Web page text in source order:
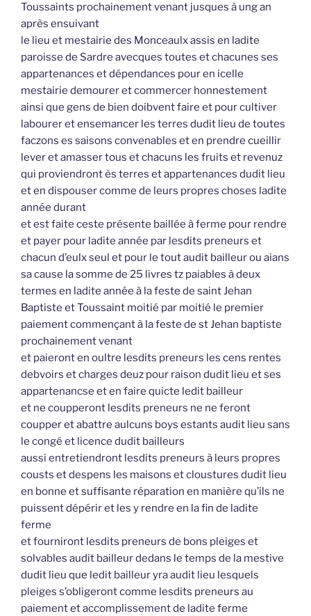
Toussaints prochainement venant jusques à ung an
après ensuivant
le lieu et mestairie des Monceaulx assis en ladite
paroisse de Sardre avecques toutes et chacunes ses
appartenances et dépendances pour en icelle
mestairie demourer et commercer honnestement
ainsi que gens de bien doibvent faire et pour cultiver
labourer et ensemancer les terres dudit lieu de toutes
faczons es saisons convenables et en prendre cueillir
lever et amasser tous et chacuns les fruits et revenuz
qui proviendront ès terres et appartenances dudit lieu
et en dispouser comme de leurs propres choses ladite
année durant
et est faite ceste présente baillée à ferme pour rendre
et payer pour ladite année par lesdits preneurs et
chacun d’eulx seul et pour le tout audit bailleur ou aians
sa cause la somme de 25 livres tz paiables à deux
termes en ladite année à la feste de saint Jehan
Baptiste et Toussaint moitié par moitié le premier
paiement commençant à la feste de st Jehan baptiste
prochainement venant
et paieront en oultre lesdits preneurs les cens rentes
debvoirs et charges deuz pour raison dudit lieu et ses
appartenancse et en faire quicte ledit bailleur
et ne coupperont lesdits preneurs ne ne feront
coupper et abattre aulcuns boys estants audit lieu sans
le congé et licence dudit bailleurs
aussi entretiendront lesdits preneurs à leurs propres
cousts et despens les maisons et cloustures dudit lieu
en bonne et suffisante réparation en manière qu’ils ne
puissent dépérir et les y rendre en la fin de ladite
ferme
et fourniront lesdits preneurs de bons pleiges et
solvables audit bailleur dedans le temps de la mestive
dudit lieu que ledit bailleur yra audit lieu lesquels
pleiges s’obligeront comme lesdits preneurs au
paiement et accomplissement de ladite ferme